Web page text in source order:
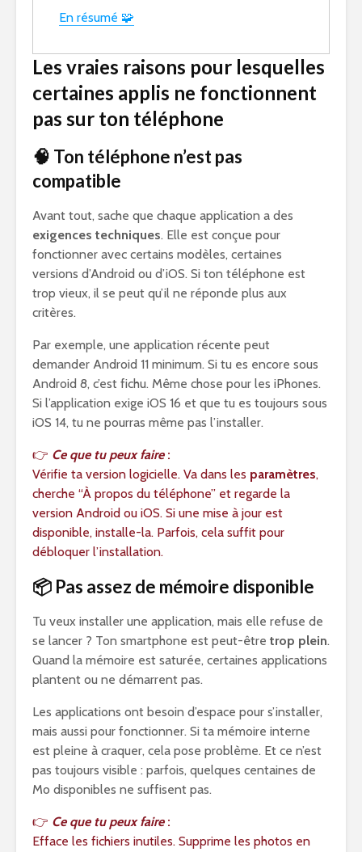
En résumé 🧩
Les vraies raisons pour lesquelles
certaines applis ne fonctionnent
pas sur ton téléphone
🧠 Ton téléphone n’est pas
compatible
Avant tout, sache que chaque application a des
exigences techniques. Elle est conçue pour
fonctionner avec certains modèles, certaines
versions d’Android ou d’iOS. Si ton téléphone est
trop vieux, il se peut qu’il ne réponde plus aux
critères.
Par exemple, une application récente peut
demander Android 11 minimum. Si tu es encore sous
Android 8, c’est fichu. Même chose pour les iPhones.
Si l’application exige iOS 16 et que tu es toujours sous
iOS 14, tu ne pourras même pas l’installer.
👉 Ce que tu peux faire:
Vérifie ta version logicielle. Va dans les paramètres,
cherche “À propos du téléphone” et regarde la
version Android ou iOS. Si une mise à jour est
disponible, installe-la. Parfois, cela suffit pour
débloquer l’installation.
📦 Pas assez de mémoire disponible
Tu veux installer une application, mais elle refuse de
se lancer ? Ton smartphone est peut-être trop plein.
Quand la mémoire est saturée, certaines applications
plantent ou ne démarrent pas.
Les applications ont besoin d’espace pour s’installer,
mais aussi pour fonctionner. Si ta mémoire interne
est pleine à craquer, cela pose problème. Et ce n’est
pas toujours visible : parfois, quelques centaines de
Mo disponibles ne suffisent pas.
👉 Ce que tu peux faire:
Efface les fichiers inutiles. Supprime les photos en